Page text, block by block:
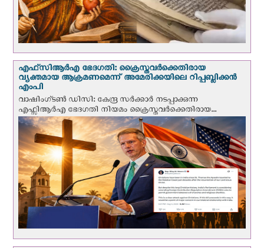
എഫ്‌സി‌ആര്‍‌എ ഭേദഗതി: ക്രൈസ്തവർക്കെതിരായ
വ്യക്തമായ ആക്രമണമെന്ന് അമേരിക്കയിലെ റിപ്പബ്ലിക്കൻ
എംപി
വാഷിംഗ്ടണ്‍ ഡി‌സി: കേന്ദ്ര സർക്കാർ നടപ്പാക്കുന്ന
എഫ്സിആർഎ ഭേദഗതി നിയമം ക്രൈസ്തവർക്കെതിരായ...